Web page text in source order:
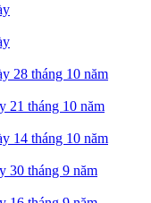
28 tháng 10 năm
21 tháng 10 năm
14 tháng 10 năm
30 tháng 9 năm